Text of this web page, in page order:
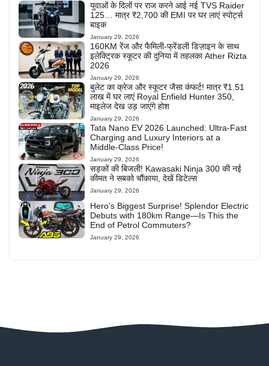
युवाओं के दिलों पर राज करने आई नई TVS Raider
125… मात्र ₹2,700 की EMI पर घर लाएं स्पोर्ट्स
बाइक
January 29, 2026
160KM रेंज और फैमिली-फ्रेंडली डिज़ाइन के साथ
इलेक्ट्रिक स्कूटर की दुनिया में तहलका Ather Rizta
2026
January 29, 2026
बुलेट का क्रेज और स्कूटर जैसा कंफर्ट! मात्र ₹1.51
लाख में घर लाएं Royal Enfield Hunter 350,
माइलेज देख उड़ जाएंगे होश
January 29, 2026
Tata Nano EV 2026 Launched: Ultra-Fast
Charging and Luxury Interiors at a
Middle-Class Price!
January 29, 2026
सड़कों की बिजली! Kawasaki Ninja 300 की नई
कीमत ने सबको चौंकाया, देखें डिटेल्स
January 29, 2026
Hero’s Biggest Surprise! Splendor Electric
Debuts with 180km Range—Is This the
End of Petrol Commuters?
January 29, 2026